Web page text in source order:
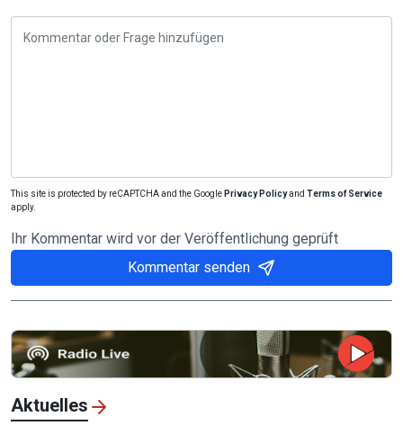
This site is protected by reCAPTCHA and the Google Privacy Policyand Terms of Service
apply.
Ihr Kommentar wird vor der Veröffentlichung geprüft
Kommentar senden
Aktuelles